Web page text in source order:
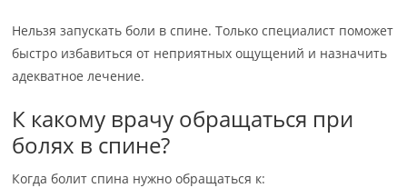
Нельзя запускать боли в спине. Только специалист поможет
быстро избавиться от неприятных ощущений и назначить
адекватное лечение.
К какому врачу обращаться при
болях в спине?
Когда болит спина нужно обращаться к: